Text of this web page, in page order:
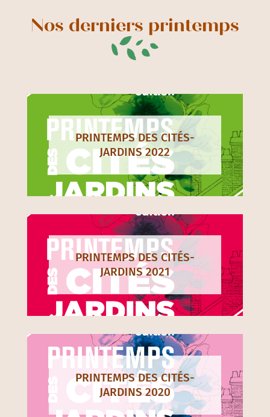
Nos derniers printemps
PRINTEMPS DES CITÉS-
JARDINS 2022
PRINTEMPS DES CITÉS-
JARDINS 2021
PRINTEMPS DES CITÉS-
JARDINS 2020